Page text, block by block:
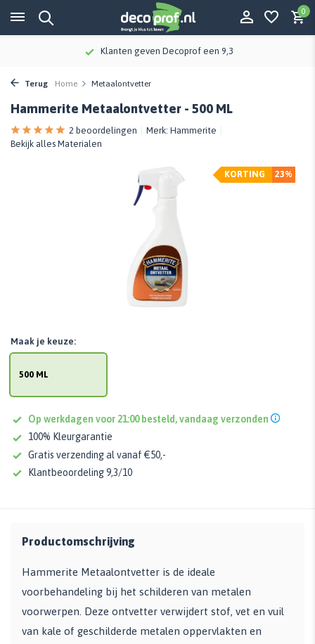
0
Klanten geven Decoprof een 9,3
Terug Home Metaalontvetter
Hammerite Metaalontvetter - 500 ML
2 beoordelingen Merk: Hammerite
Bekijk alles Materialen
23%
KORTING
500 ML
Maak je keuze:
Op werkdagen voor 21:00 besteld, vandaag verzonden
100% Kleurgarantie
Gratis verzending al vanaf €50,-
Klantbeoordeling 9,3/10
Productomschrijving
Hammerite Metaalontvetter is de ideale
voorbehandeling bij het schilderen van metalen
voorwerpen. Deze ontvetter verwijdert stof, vet en vuil
van kale of geschilderde metalen oppervlakten en